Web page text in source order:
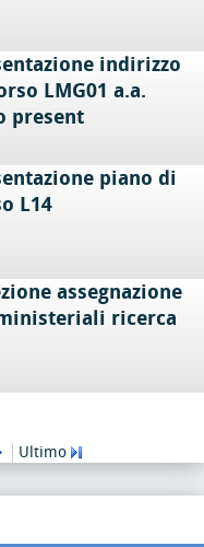
indirizzo
LMG01 a.a.
present
piano di
L14
assegnazione
ricerca
Ultimo